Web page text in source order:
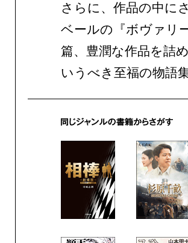
さらに、作品の中に
ベールの『ボヴァリ
篇、豊潤な作品を詰
いうべき至福の物語